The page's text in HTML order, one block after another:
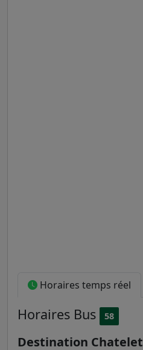
Horaires temps réel
Horaires Bus 58
Destination Chatelet